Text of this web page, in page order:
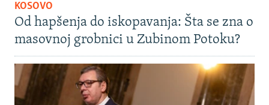
KOSOVO
Od hapšenja do iskopavanja: Šta se zna o
masovnoj grobnici u Zubinom Potoku?